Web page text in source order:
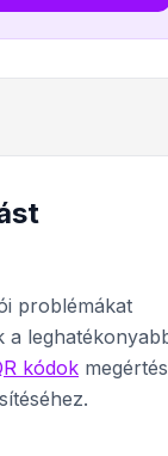
problémákat
a
kódok